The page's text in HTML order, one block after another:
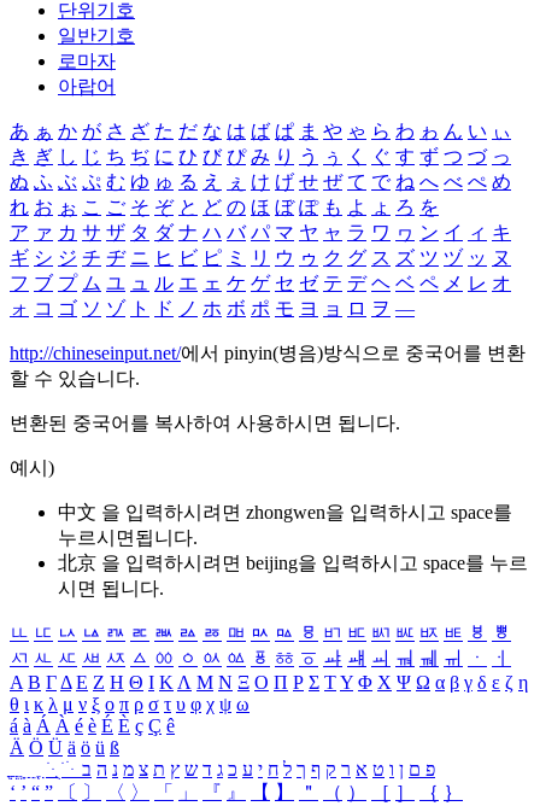
단위기호
일반기호
로마자
아랍어
あ ぁ か が さ ざ た だ な は ば ぱ ま や ゃ ら わ ゎ ん い ぃ
き ぎ し じ ち ぢ に ひ び ぴ み り う ぅ く ぐ す ず つ づ っ
ぬ ふ ぶ ぷ む ゆ ゅ る え ぇ け げ せ ぜ て で ね へ べ ぺ め
れ お ぉ こ ご そ ぞ と ど の ほ ぼ ぽ も よ ょ ろ を
ア ァ カ サ ザ タ ダ ナ ハ バ パ マ ヤ ャ ラ ワ ヮ ン イ ィ キ
ギ シ ジ チ ヂ ニ ヒ ビ ピ ミ リ ウ ゥ ク グ ス ズ ツ ヅ ッ ヌ
フ ブ プ ム ユ ュ ル エ ェ ケ ゲ セ ゼ テ デ ヘ ベ ペ メ レ オ
ォ コ ゴ ソ ゾ ト ド ノ ホ ボ ポ モ ヨ ョ ロ ヲ ―
http://chineseinput.net/에서 pinyin(병음)방식으로 중국어를 변환
할 수 있습니다.
변환된 중국어를 복사하여 사용하시면 됩니다.
예시)
中文 을 입력하시려면 zhongwen을 입력하시고 space를
누르시면됩니다.
北京 을 입력하시려면 beijing을 입력하시고 space를 누르
시면 됩니다.
ㅥ ㅦ ㅧ ㅨ ㅩ ㅪ ㅫ ㅬ ㅭ ㅮ ㅯ ㅰ ㅱ ㅲ ㅳ ㅴ ㅵ ㅶ ㅷ ㅸ
ㅹ
ㅺ ㅻ ㅼ ㅽ ㅾ ㅿ ㆀ ㆁ ㆂ ㆃ ㆄ ㆅ ㆆ ㆇ ㆈ ㆉ ㆊ ㆋ ㆌ ㆍ
ㆎ
Α Β ΓΔ Ε Ζ Η Θ Ι ΚΛ Μ Ν Ξ Ο Π Ρ Σ ΤΥ Φ Χ Ψ Ω α β γ δ ε ζ η
θ ι κ λ μ ν ξ ο π ρ σ τ υ φ χ ψ ω
á à Á À é è É È ç Ç ê
Ä Ö Ü ä ö ü ß
ִֶֹ ֻּ ׁׂ פ ם ן ו ט א ר ק ף ך ל ח י ע כ ג ד ש ץ ת צ מ נ ה ב
‘ ’ “ ” 〔 〕 〈 〉 「 」 『 』 【 】 ＂ （ ） ［ ］ ｛ ｝